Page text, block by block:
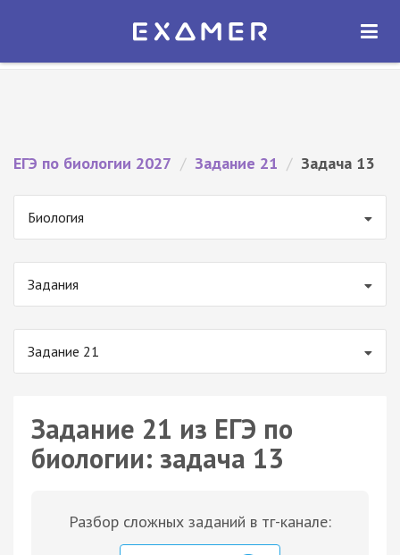
Экзамер — ЕГЭ 2027
ОТКРЫТЬ
ЕГЭ по биологии 2027 / Задание 21 / Задача 13
Биология
Задания
Задание 21
Задание 21 из ЕГЭ по
биологии: задача 13
Разбор сложных заданий в тг-канале: